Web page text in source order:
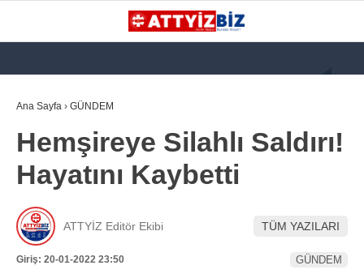
KATEGORİLER
GÜNDEM
KPSS
ATT
Ana Sayfa › GÜNDEM
Hemşireye Silahlı Saldırı!
Hayatını Kaybetti
ATTYİZ Editör Ekibi TÜM YAZILARI
Giriş: 20-01-2022 23:50 GÜNDEM